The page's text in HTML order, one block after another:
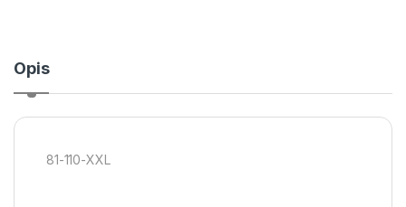
Opis
81-110-XXL